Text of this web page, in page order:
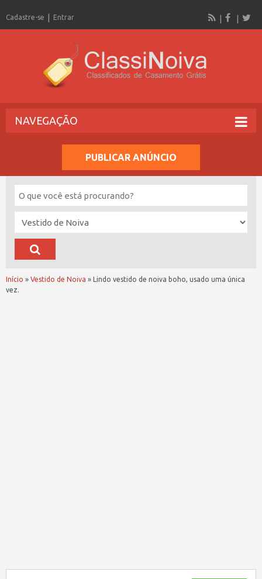
Cadastre-se Entrar
NAVEGAÇÃO
PUBLICAR ANÚNCIO
Início » Vestido de Noiva » Lindo vestido de noiva boho, usado uma única
vez.